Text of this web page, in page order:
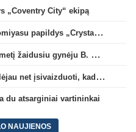
„Coventry City“ ekipą
Ilgametis „Arsenal“ žaidėjas T. Tomiyasu papildys „Crystal Palace“ ekipą
„Atalanta“ atsisveikino su dešimtmetį žaidusiu gynėju B. Djimsiti
M. Capanas: „Prieš pusmetį negalėjau net įsivaizduoti, kad žaisime prieš „Hajduk“
du atsarginiai vartininkai
NAUJIENOS